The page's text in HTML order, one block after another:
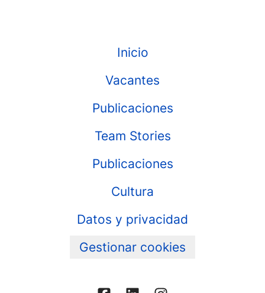
Inicio
Vacantes
Publicaciones
Team Stories
Publicaciones
Cultura
Datos y privacidad
Gestionar cookies